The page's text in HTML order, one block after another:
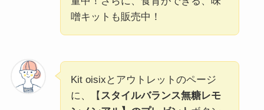
噌キットも販売中！
Kit oisixとアウトレットのページ
に、【 スタイルバランス無糖レモ